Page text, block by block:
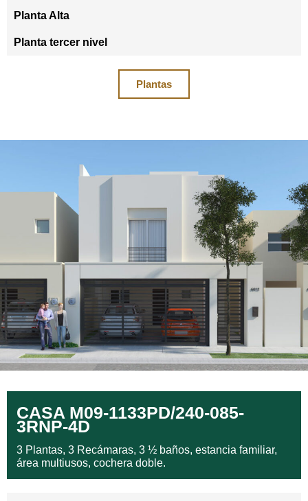
Planta Alta
Planta tercer nivel
Plantas
CASA M09-1133PD/240-085-
3RNP-4D
3 Plantas, 3 Recámaras, 3 ½ baños, estancia familiar,
área multiusos, cochera doble.